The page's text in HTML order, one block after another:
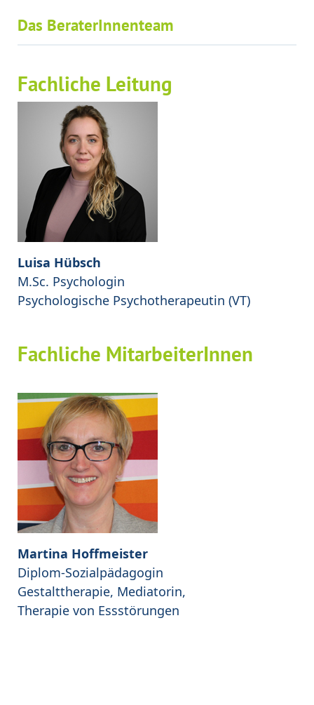
Das BeraterInnenteam
Fachliche Leitung
Luisa Hübsch
M.Sc. Psychologin
Psychologische Psychotherapeutin (VT)
Fachliche MitarbeiterInnen
Martina Hoffmeister
Diplom-Sozialpädagogin
Gestalttherapie, Mediatorin,
Therapie von Essstörungen